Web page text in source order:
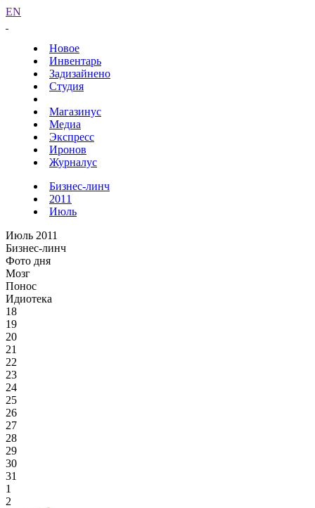
EN
Новое
Инвентарь
Задизайнено
Студия
Магазинус
Медиа
Экспресс
Иронов
Журналус
Бизнес-линч
2011
Июль
Июль 2011
Бизнес-линч
Фото дня
Мозг
Понос
Идиотека
18
19
20
21
22
23
24
25
26
27
28
29
30
31
1
2